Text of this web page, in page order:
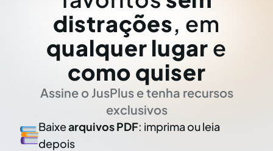
distrações, em
qualquer lugar e
como quiser
Assine o JusPlus e tenha recursos
exclusivos
Baixearquivos PDF: imprima ou leia
depois